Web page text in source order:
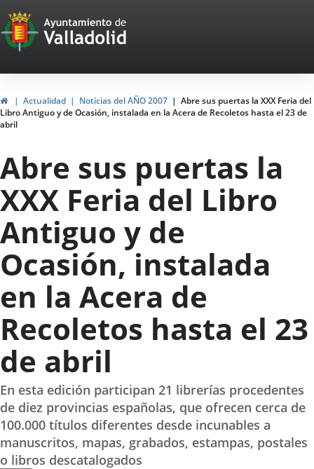
Portal
Web
del
Ayuntamiento
de
Valladolid
HomeActualidad Noticias del AÑO 2007
Abre sus puertas la XXX Feria del
Libro Antiguo y de Ocasión, instalada en la Acera de Recoletos hasta el 23 de
abril
Abre sus puertas la
XXX Feria del Libro
Antiguo y de
Ocasión, instalada
en la Acera de
Recoletos hasta el 23
de abril
En esta edición participan 21 librerías procedentes
de diez provincias españolas, que ofrecen cerca de
100.000 títulos diferentes desde incunables a
manuscritos, mapas, grabados, estampas, postales
o libros descatalogados